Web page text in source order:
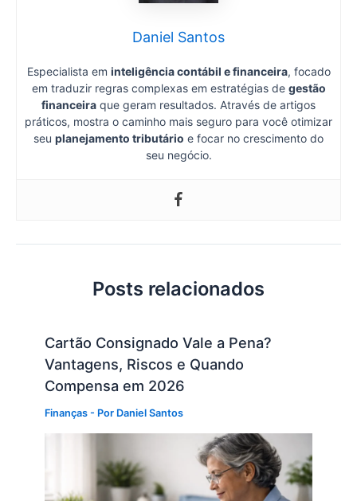
Daniel Santos
Especialista em inteligência contábil e financeira, focado
em traduzir regras complexas em estratégias de gestão
financeira que geram resultados. Através de artigos
práticos, mostra o caminho mais seguro para você otimizar
seu planejamento tributário e focar no crescimento do
seu negócio.
Posts relacionados
Cartão Consignado Vale a Pena?
Vantagens, Riscos e Quando
Compensa em 2026
Finanças - Por Daniel Santos